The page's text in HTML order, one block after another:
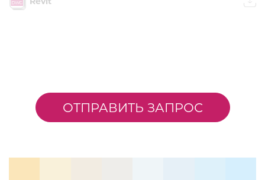
ОТПРАВИТЬ ЗАПРОС